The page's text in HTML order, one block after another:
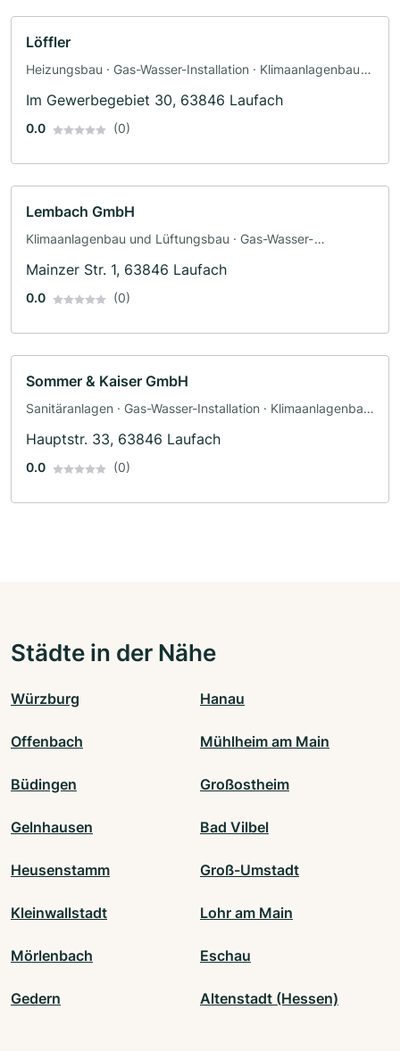
Löffler
Heizungsbau · Gas-Wasser-Installation · Klimaanlagenbau
Im Gewerbegebiet 30, 63846 Laufach
0.0 (0)
Lembach GmbH
Klimaanlagenbau und Lüftungsbau · Gas-Wasser-
Mainzer Str. 1, 63846 Laufach
0.0 (0)
Sommer & Kaiser GmbH
Sanitäranlagen · Gas-Wasser-Installation · Klimaanlagenbau
Hauptstr. 33, 63846 Laufach
0.0 (0)
Städte in der Nähe
Würzburg Hanau
Offenbach Mühlheim am Main
Büdingen Großostheim
Gelnhausen Bad Vilbel
Heusenstamm Groß-Umstadt
Kleinwallstadt Lohr am Main
Mörlenbach Eschau
Gedern Altenstadt (Hessen)